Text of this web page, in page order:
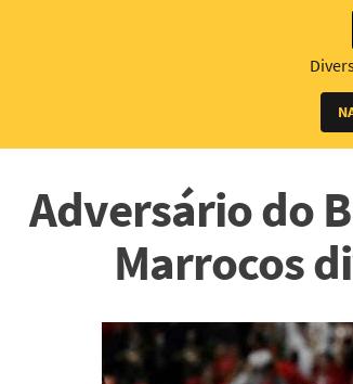
Adversário do
Marrocos